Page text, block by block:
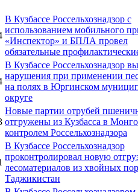
В Кузбассе Россельхознадзор с
использованием мобильного
«Инспектор» и БПЛА провел
обязательные
В Кузбассе Россельхознадзор
нарушения при применении
на полях в Юргинском
округе
Новые партии отрубей
отгружены из Кузбасса в
контролем Россельхознадзора
В Кузбассе Россельхознадзор
проконтролировал новую
лесоматериалов из хвойных
Таджикистан